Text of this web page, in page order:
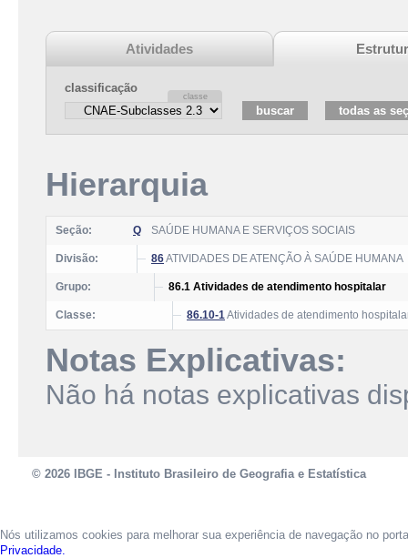
Atividades
classificação
Hierarquia
Seção: Q SAÚDE HUMANA E SERVIÇOS SOCIAIS
Divisão: 86ATIVIDADES DE ATENÇÃO À SAÚDE HUMANA
Grupo: 86.1 Atividades de atendimento hospitalar
Classe: 86.10-1Atividades de atendimento
Notas Explicativas:
Não há notas explicativas
© 2026 IBGE - Instituto Brasileiro de Geografia e Estatística
Nós utilizamos cookies para melhorar sua experiência de navegação no
Privacidade.